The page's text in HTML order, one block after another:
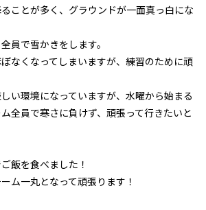
ことが多く、グラウンドが一面真っ白にな
員で雪かきをします。
なくなってしまいますが、練習のために頑
い環境になっていますが、水曜から始まる
全員で寒さに負けず、頑張って行きたいと
飯を食べました！
ム一丸となって頑張ります！